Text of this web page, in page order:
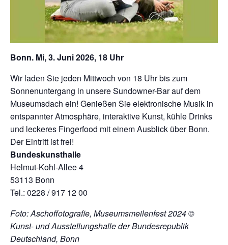
Bonn. Mi, 3. Juni 2026, 18 Uhr
Wir laden Sie jeden Mittwoch von 18 Uhr bis zum
Sonnenuntergang in unsere Sundowner-Bar auf dem
Museumsdach ein! Genießen Sie elektronische Musik in
entspannter Atmosphäre, interaktive Kunst, kühle Drinks
und leckeres Fingerfood mit einem Ausblick über Bonn.
Der Eintritt ist frei!
Bundeskunsthalle
Helmut-Kohl-Allee 4
53113 Bonn
Tel.: 0228 / 917 12 00
Foto: Aschoffotografie, Museumsmeilenfest 2024 ©
Kunst- und Ausstellungshalle der Bundesrepublik
Deutschland, Bonn